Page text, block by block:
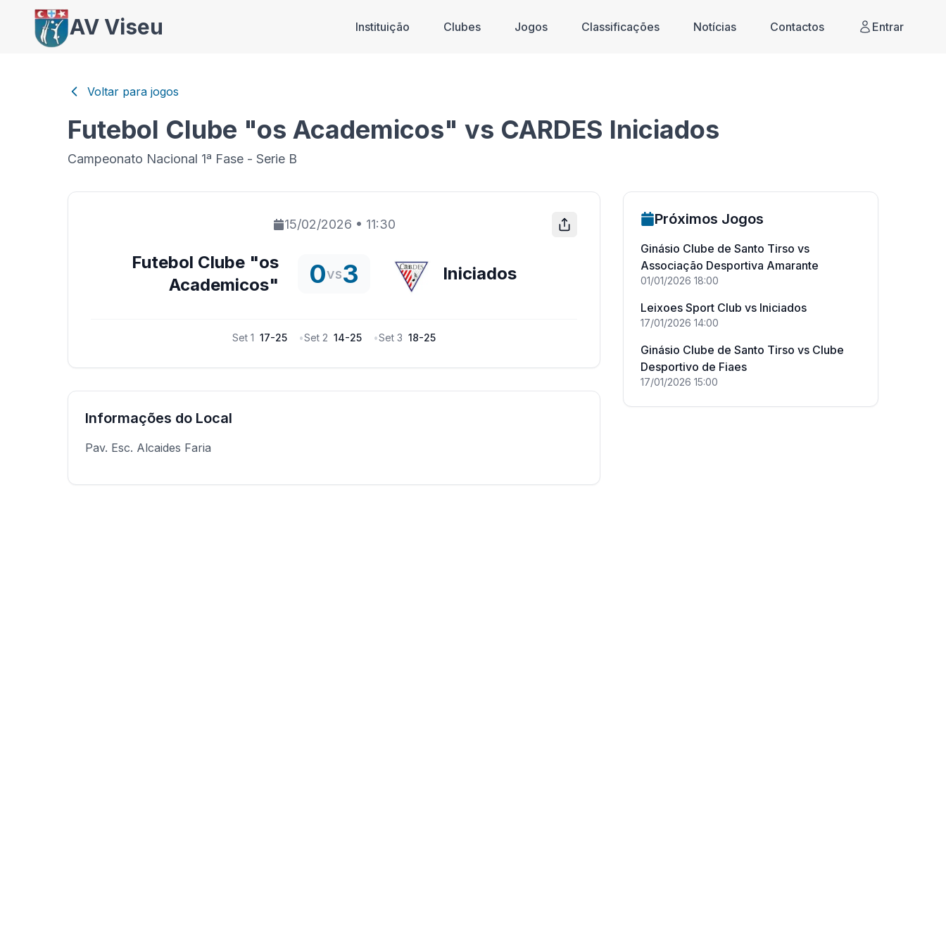
AV Viseu Instituição Clubes Jogos Classificações Notícias Contactos Entrar
Voltar para jogos
Futebol Clube "os Academicos" vs CARDES Iniciados
Campeonato Nacional 1ª Fase - Serie B
15/02/2026 • 11:30
Futebol Clube "os
Academicos"
0vs3 Iniciados
Set1 17-25 •Set 2 14-25 •Set3 18-25
Informações do Local
Pav. Esc. Alcaides Faria
Próximos Jogos
Ginásio Clube de Santo Tirso vs
Associação Desportiva Amarante
01/01/2026 18:00
Leixoes Sport Club vs Iniciados
17/01/2026 14:00
Ginásio Clube de Santo Tirso vs Clube
Desportivo de Fiaes
17/01/2026 15:00